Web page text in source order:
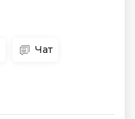
Чат